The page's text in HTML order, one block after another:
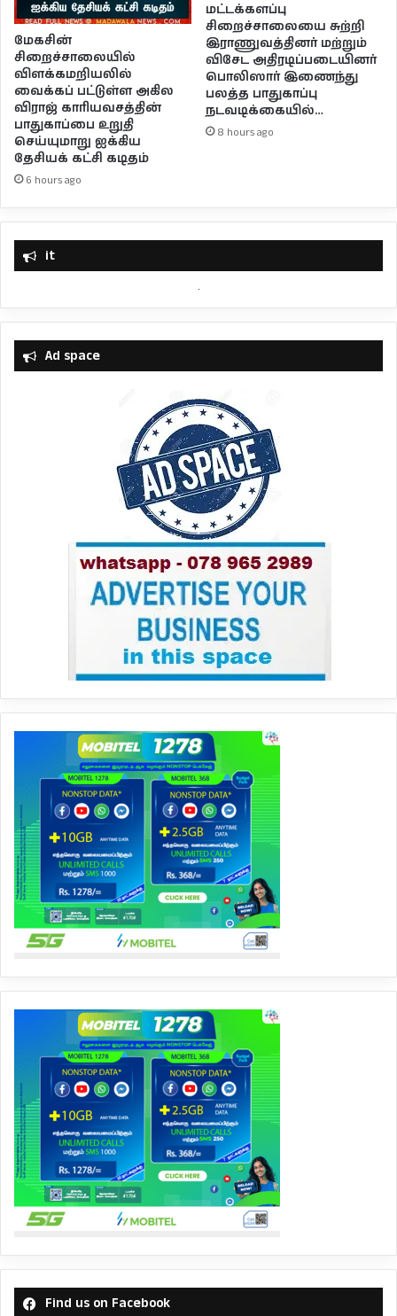
மேகசின்
சிறைச்சாலையில்
விளக்கமறியலில்
வைக்கப் பட்டுள்ள அகில
விராஜ் காரியவசத்தின்
பாதுகாப்பை உறுதி
செய்யுமாறு ஐக்கிய
தேசியக் கட்சி கடிதம்
6 hours ago
மட்டக்களப்பு
சிறைச்சாலையை சுற்றி
இராணுவத்தினர் மற்றும்
விசேட அதிரடிப்படையினர்
பொலிஸார் இணைந்து
பலத்த பாதுகாப்பு
நடவடிக்கையில்…
8 hours ago
it
Ad space
Find us on Facebook